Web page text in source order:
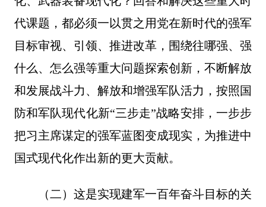
代课题，都必须一以贯之用党在新时代的强军
目标审视、引领、推进改革，围绕往哪强、强
什么、怎么强等重大问题探索创新，不断解放
和发展战斗力、解放和增强军队活力，按照国
防和军队现代化新“三步走”战略安排，一步步
把习主席谋定的强军蓝图变成现实，为推进中
国式现代化作出新的更大贡献。
（二）这是实现建军一百年奋斗目标的关